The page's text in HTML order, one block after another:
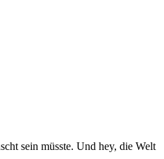
sein müsste. Und hey, die Welt